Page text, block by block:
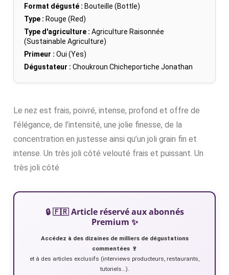
Format dégusté : Bouteille (Bottle)
Type : Rouge (Red)
Type d'agriculture : Agriculture Raisonnée
(Sustainable Agriculture)
Primeur : Oui (Yes)
Dégustateur : Choukroun Chicheportiche Jonathan
Le nez est frais, poivré, intense, profond et offre de
l’élégance, de l’intensité, une jolie finesse, de la
concentration en justesse ainsi qu’un joli grain fin et
intense. Un très joli côté velouté frais et puissant. Un
très joli côté
🔒 🇫🇷 Article réservé aux abonnés
Premium ✨
Accédez à des dizaines de milliers de dégustations
commentées 🍷
et à des articles exclusifs (interviews producteurs, restaurants,
tutoriels…).